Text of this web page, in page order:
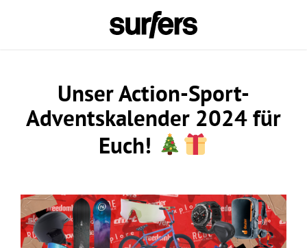
Unser Action-Sport-
Adventskalender 2024 für
Euch!